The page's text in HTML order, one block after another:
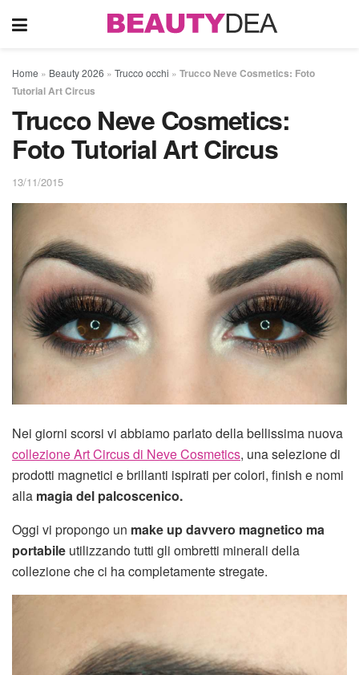
Home » Beauty 2026 » Trucco occhi » Trucco Neve Cosmetics: Foto
Tutorial Art Circus
Trucco Neve Cosmetics:
Foto Tutorial Art Circus
13/11/2015
Nei giorni scorsi vi abbiamo parlato della bellissima nuova
collezione Art Circus di Neve Cosmetics, una selezione di
prodotti magnetici e brillanti ispirati per colori, finish e nomi
alla magia del palcoscenico.
Oggi vi propongo un make up davvero magnetico ma
portabile utilizzando tutti gli ombretti minerali della
collezione che ci ha completamente stregate.